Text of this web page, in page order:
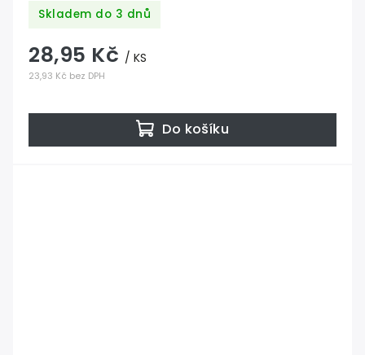
Skladem do 3 dnů
23,93 Kč bez DPH
28,95 Kč / KS
Do košíku